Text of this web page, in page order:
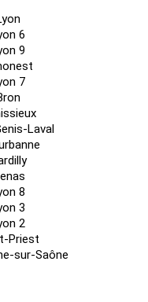
6
9
7
Laval
8
3
2
Priest
sur-Saône